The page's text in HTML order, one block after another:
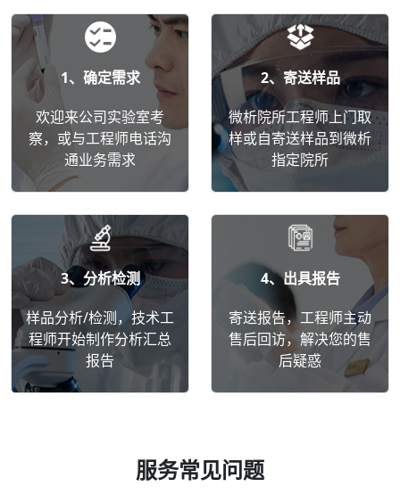
1、确定需求
欢迎来公司实验室考
察，或与工程师电话沟
通业务需求
2、寄送样品
微析院所工程师上门取
样或自寄送样品到微析
指定院所
3、分析检测
样品分析/检测，技术工
程师开始制作分析汇总
报告
4、出具报告
寄送报告，工程师主动
售后回访，解决您的售
后疑惑
服务常见问题